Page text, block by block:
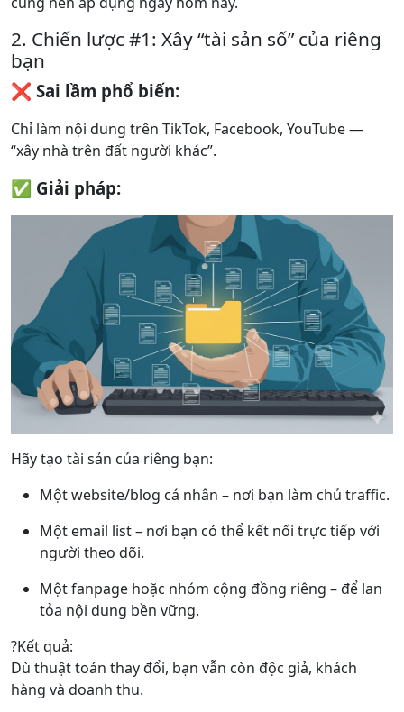
2. Chiến lược #1: Xây “tài sản số” của riêng
bạn
❌ Sai lầm phổ biến:
Chỉ làm nội dung trên TikTok, Facebook, YouTube —
“xây nhà trên đất người khác”.
✅ Giải pháp:
Hãy tạo tài sản của riêng bạn:
Một website/blog cá nhân – nơi bạn làm chủ traffic.
Một email list – nơi bạn có thể kết nối trực tiếp với
người theo dõi.
Một fanpage hoặc nhóm cộng đồng riêng – để lan
tỏa nội dung bền vững.
?Kết quả:
Dù thuật toán thay đổi, bạn vẫn còn độc giả, khách
hàng và doanh thu.